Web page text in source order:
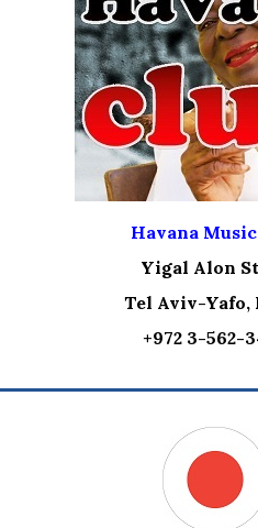
Havana
Yigal Alon St
Tel Aviv-Yafo,
+972 3-562-